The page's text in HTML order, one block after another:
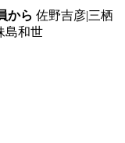
から 佐野吉彦|三栖
島和世